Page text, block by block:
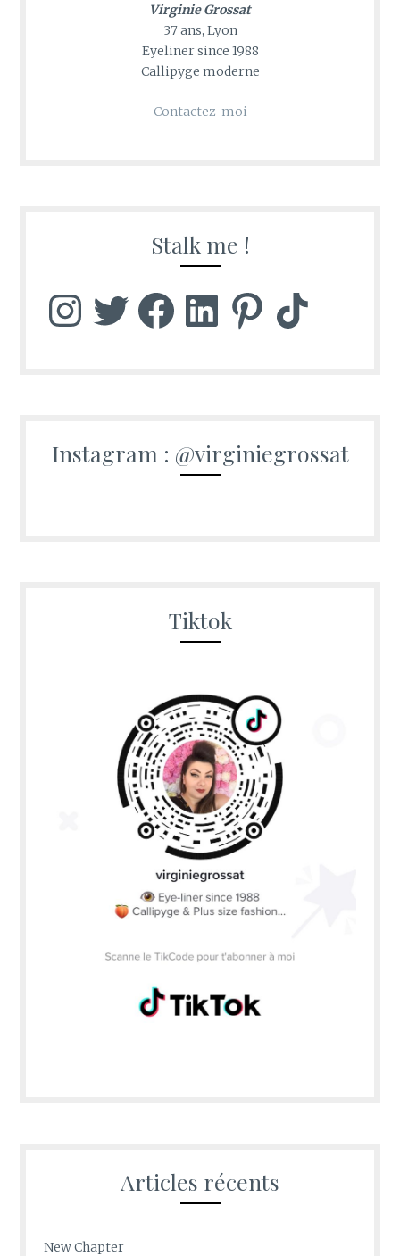
Virginie Grossat
37 ans, Lyon
Eyeliner since 1988
Callipyge moderne
Contactez-moi
Stalk me !
InstagramTwitter FacebookLinkedInPinterest TikTok
Instagram : @virginiegrossat
Tiktok
Articles récents
New Chapter